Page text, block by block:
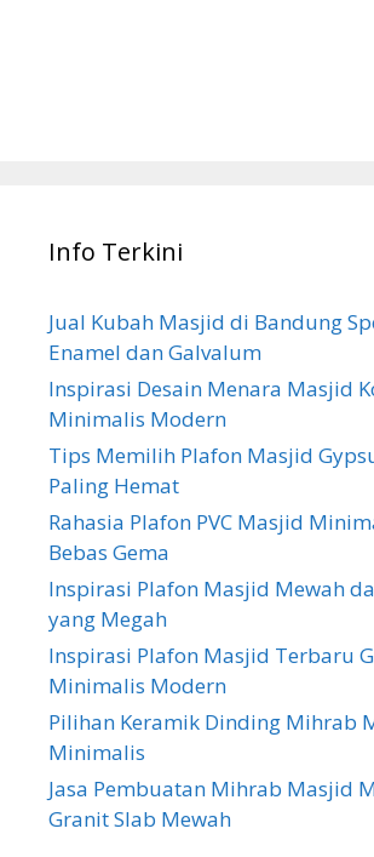
Info Terkini
Jual Kubah Masjid di Bandung
Enamel dan Galvalum
Inspirasi Desain Menara Masjid
Minimalis Modern
Tips Memilih Plafon Masjid
Paling Hemat
Rahasia Plafon PVC Masjid
Bebas Gema
Inspirasi Plafon Masjid Mewah
yang Megah
Inspirasi Plafon Masjid Terbaru
Minimalis Modern
Pilihan Keramik Dinding Mihrab
Minimalis
Jasa Pembuatan Mihrab Masjid
Granit Slab Mewah